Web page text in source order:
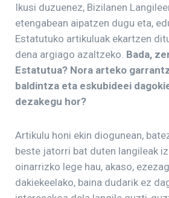
Ikusi duzuenez, Bizilanen
etengabean aipatzen dugu eta,
Estatutuko artikuluak ekartzen
dena argiago azaltzeko. Bada,
Estatutua? Nora arteko
baldintza eta eskubideei
dezakegu hor?
Artikulu honi ekin diogunean,
beste jatorri bat duten langileak
oinarrizko lege hau, akaso,
dakiekeelako, baina dudarik ez